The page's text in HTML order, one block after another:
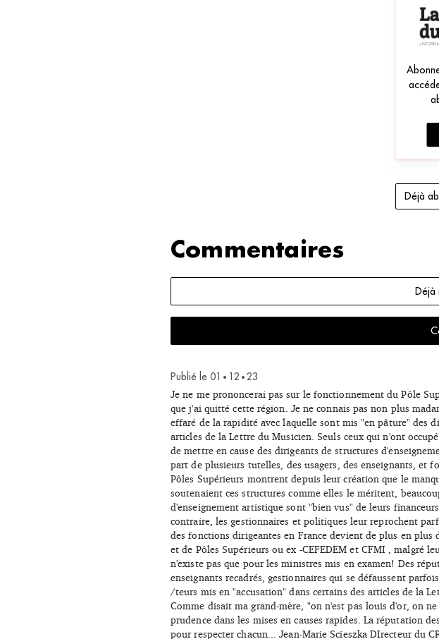
Déjà
Commentaires
Déjà
Publié le 01 • 12 • 23
Je ne me prononcerai pas sur le fonctionnement du Pôle
que j'ai quitté cette région. Je ne connais pas non plus
effaré de la rapidité avec laquelle sont mis "en pâture" des
articles de la Lettre du Musicien. Seuls ceux qui n'ont
de mettre en cause des dirigeants de structures
part de plusieurs tutelles, des usagers, des enseignants, et
Pôles Supérieurs montrent depuis leur création que le
soutenaient ces structures comme elles le méritent,
d'enseignement artistique sont "bien vus" de leurs
contraire, les gestionnaires et politiques leur reprochent
des fonctions dirigeantes en France devient de plus en
et de Pôles Supérieurs ou ex -CEFEDEM et CFMI , malgré
n'existe pas que pour les ministres mis en examen! Des
enseignants recadrés, gestionnaires qui se défaussent
/teurs mis en "accusation" dans certains des articles de la
Comme disait ma grand-mère, "on n'est pas louis d'or, on
prudence dans les mises en causes rapides. La réputation
pour respecter chacun... Jean-Marie Scieszka DIrecteur du